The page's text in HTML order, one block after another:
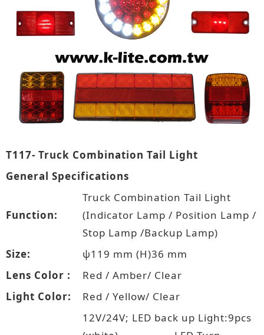
T117- Truck Combination Tail Light
General Specifications
Function:
Truck Combination Tail Light
(Indicator Lamp / Position Lamp /
Stop Lamp /Backup Lamp)
Size:
ψ119 mm (H)36 mm
Lens Color :
Red / Amber/ Clear
Light Color:
Red / Yellow/ Clear
12V/24V; LED back up Light:9pcs